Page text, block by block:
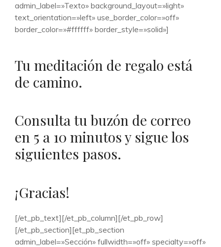
admin_label=»Texto» background_layout=»light»
text_orientation=»left» use_border_color=»off»
border_color=»#ffffff» border_style=»solid»]
Tu meditación de regalo está
de camino.
Consulta tu buzón de correo
en 5 a 10 minutos y sigue los
siguientes pasos.
¡Gracias!
[/et_pb_text][/et_pb_column][/et_pb_row]
[/et_pb_section][et_pb_section
admin_label=»Sección» fullwidth=»off» specialty=»off»